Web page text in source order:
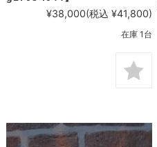
¥38,000(税込 ¥41,800)
在庫 1台